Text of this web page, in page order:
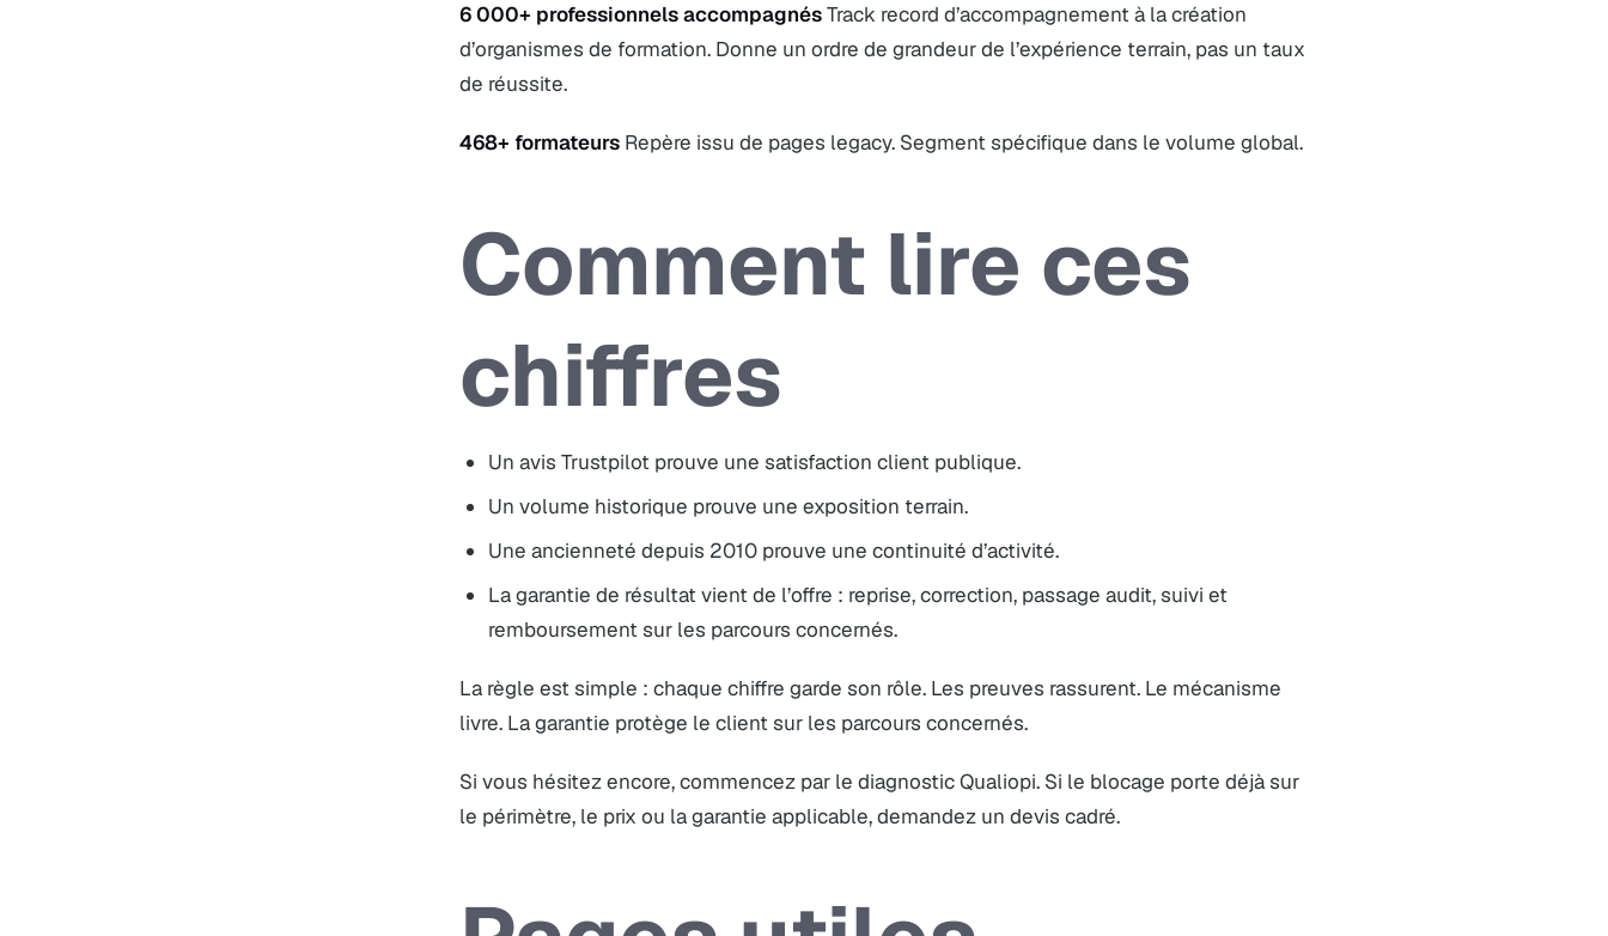
6 000+ professionnels accompagnésTrack record d’accompagnement à la création
d’organismes de formation. Donne un ordre de grandeur de l’expérience terrain, pas un taux
de réussite.
468+ formateurs Repère issu de pages legacy. Segment spécifique dans le volume global.
Comment lire ces
chiffres
Un avis Trustpilot prouve une satisfaction client publique.
Un volume historique prouve une exposition terrain.
Une ancienneté depuis 2010 prouve une continuité d’activité.
La garantie de résultat vient de l’offre : reprise, correction, passage audit, suivi et
remboursement sur les parcours concernés.
La règle est simple : chaque chiffre garde son rôle. Les preuves rassurent. Le mécanisme
livre. La garantie protège le client sur les parcours concernés.
Si vous hésitez encore, commencez par le diagnostic Qualiopi. Si le blocage porte déjà sur
le périmètre, le prix ou la garantie applicable, demandez un devis cadré.